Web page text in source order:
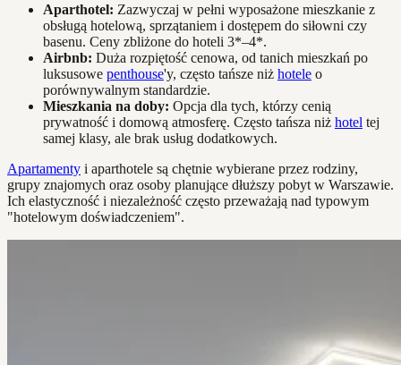
Aparthotel: Zazwyczaj w pełni wyposażone mieszkanie z
obsługą hotelową, sprzątaniem i dostępem do siłowni czy
basenu. Ceny zbliżone do hoteli 3*–4*.
Airbnb: Duża rozpiętość cenowa, od tanich mieszkań po
luksusowe penthouse'y, często tańsze niż hotele o
porównywalnym standardzie.
Mieszkania na doby: Opcja dla tych, którzy cenią
prywatność i domową atmosferę. Często tańsza niż hotel tej
samej klasy, ale brak usług dodatkowych.
Apartamenty i aparthotele są chętnie wybierane przez rodziny,
grupy znajomych oraz osoby planujące dłuższy pobyt w Warszawie.
Ich elastyczność i niezależność często przeważają nad typowym
"hotelowym doświadczeniem".